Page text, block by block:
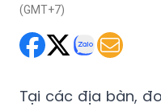
(GMT+7)
Tại các địa bàn,